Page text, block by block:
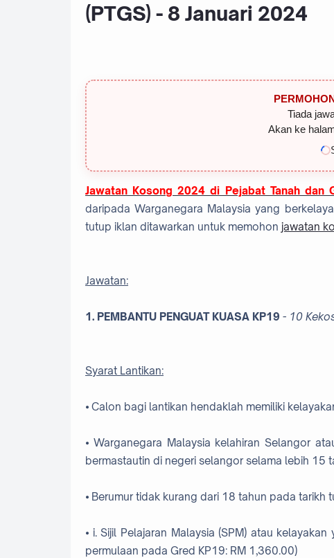
(PTGS) - 8 Januari 2024
Tiada
Akan ke
Jawatan Kosong 2024 di Pejabat Tanah dan
daripada Warganegara Malaysia yang
tutup iklan ditawarkan untuk memohon jawatan
Jawatan:
1. PEMBANTU PENGUAT KUASA KP19 - 10
Syarat Lantikan:
⦁ Calon bagi lantikan hendaklah memiliki
⦁ Warganegara Malaysia kelahiran Selangor
bermastautin di negeri selangor selama lebih 15
⦁ Berumur tidak kurang dari 18 tahun pada tarikh
⦁ i. Sijil Pelajaran Malaysia (SPM) atau
permulaan pada Gred KP19: RM 1,360.00)